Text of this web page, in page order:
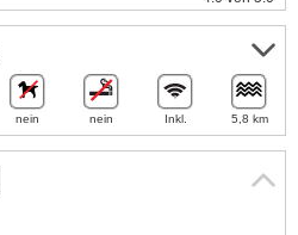
nein nein Inkl. 5,8 km